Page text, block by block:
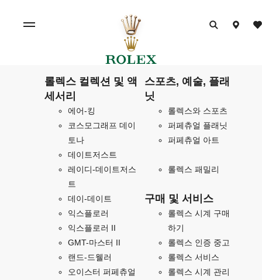
롤렉스 컬렉션 및 액
세서리
에어-킹
코스모그래프 데이
토나
데이트저스트
레이디-데이트저스
트
데이-데이트
익스플로러
익스플로러 II
GMT-마스터 II
랜드-드웰러
오이스터 퍼페츄얼
스포츠, 예술, 플래
닛
롤렉스와 스포츠
퍼페츄얼 플래닛
퍼페츄얼 아트
롤렉스 패밀리
구매 및 서비스
롤렉스 시계 구매
하기
롤렉스 인증 중고
롤렉스 서비스
롤렉스 시계 관리